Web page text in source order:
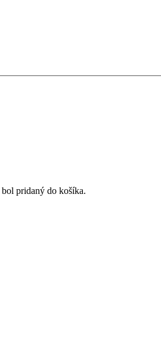
bol pridaný do košíka.